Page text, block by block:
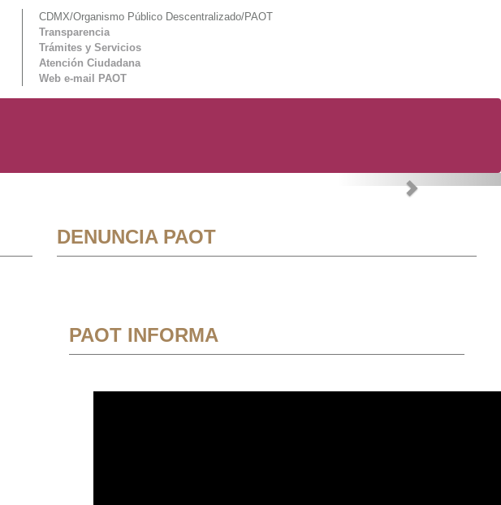
CDMX/Organismo Público Descentralizado/PAOT
Transparencia
Trámites y Servicios
Atención Ciudadana
Web e-mail PAOT
Next
DENUNCIA PAOT
PAOT INFORMA